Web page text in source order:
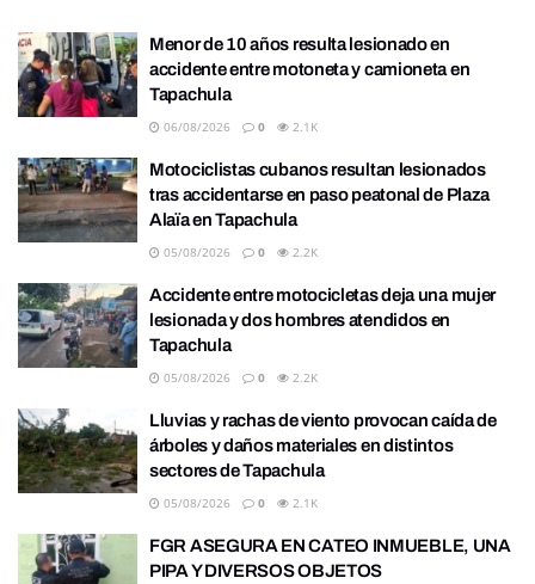
Menor de 10 años resulta lesionado en
accidente entre motoneta y camioneta en
Tapachula
06/08/2026 0 2.1K
Motociclistas cubanos resultan lesionados
tras accidentarse en paso peatonal de Plaza
Alaïa en Tapachula
05/08/2026 0 2.2K
Accidente entre motocicletas deja una mujer
lesionada y dos hombres atendidos en
Tapachula
05/08/2026 0 2.2K
Lluvias y rachas de viento provocan caída de
árboles y daños materiales en distintos
sectores de Tapachula
05/08/2026 0 2.1K
FGR ASEGURA EN CATEO INMUEBLE, UNA
PIPA Y DIVERSOS OBJETOS